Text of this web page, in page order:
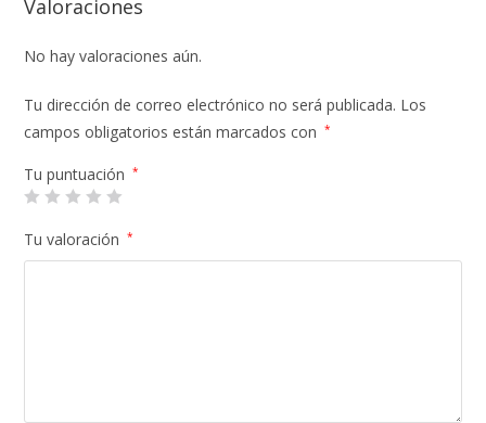
Valoraciones
No hay valoraciones aún.
Tu dirección de correo electrónico no será publicada. Los
campos obligatorios están marcados con
*
Tu puntuación *
Tu valoración *